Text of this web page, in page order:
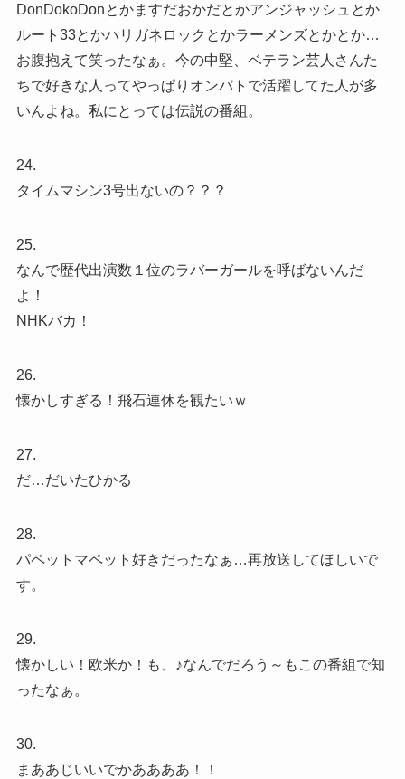
DonDokoDonとかますだおかだとかアンジャッシュとか
ルート33とかハリガネロックとかラーメンズとかとか…
お腹抱えて笑ったなぁ。今の中堅、ベテラン芸人さんた
ちで好きな人ってやっぱりオンバトで活躍してた人が多
いんよね。私にとっては伝説の番組。
24.
タイムマシン3号出ないの？？？
25.
なんで歴代出演数１位のラバーガールを呼ばないんだ
よ！
NHKバカ！
26.
懐かしすぎる！飛石連休を観たいｗ
27.
だ…だいたひかる
28.
パペットマペット好きだったなぁ…再放送してほしいで
す。
29.
懐かしい！欧米か！も、♪なんでだろう～もこの番組で知
ったなぁ。
30.
まああじいいでかああああ！！